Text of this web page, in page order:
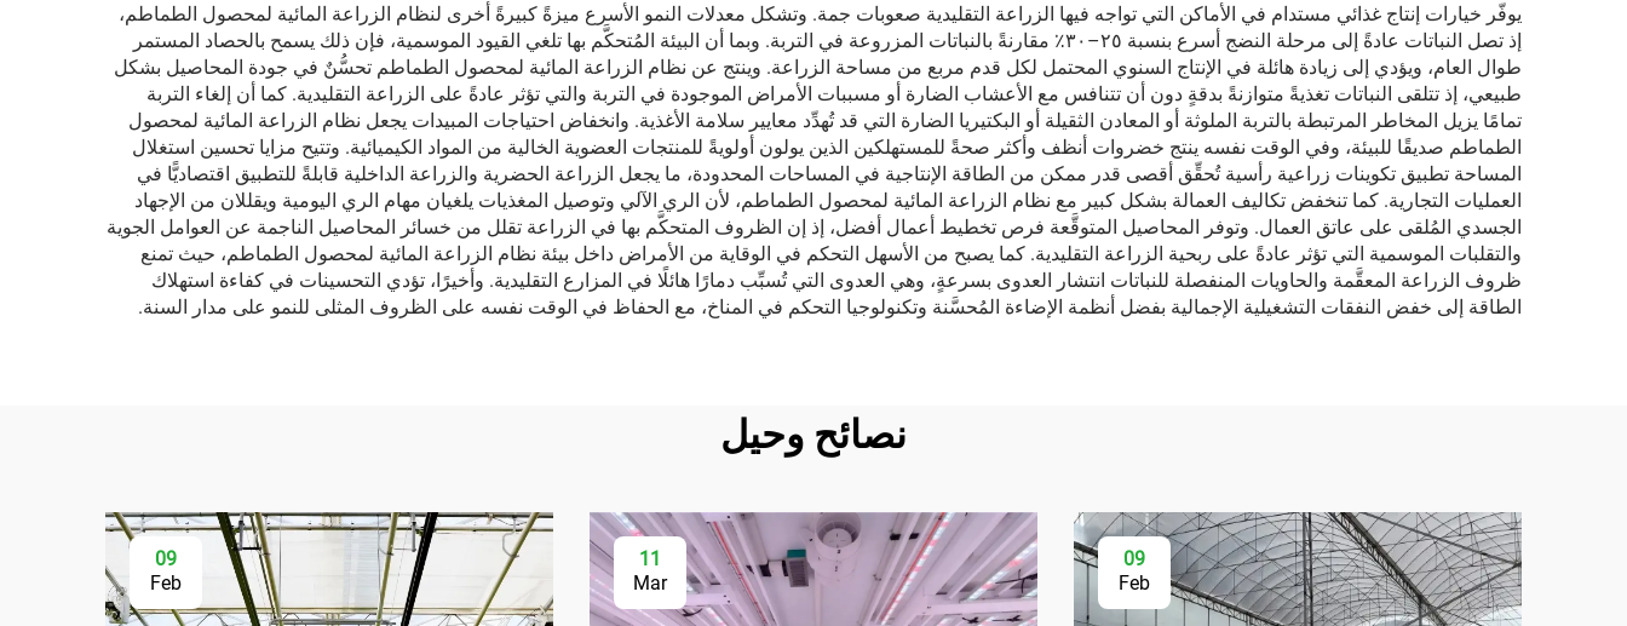
يوفّر خيارات إنتاج غذائي مستدام في الأماكن التي تواجه فيها الزراعة التقليدية صعوبات جمة. وتشكل معدلات النمو الأسرع ميزةً كبيرةً أخرى لنظام الزراعة المائية لمحصول الطماطم،
إذ تصل النباتات عادةً إلى مرحلة النضج أسرع بنسبة ٢٥–٣٠٪ مقارنةً بالنباتات المزروعة في التربة. وبما أن البيئة المُتحكَّم بها تلغي القيود الموسمية، فإن ذلك يسمح بالحصاد المستمر
طوال العام، ويؤدي إلى زيادة هائلة في الإنتاج السنوي المحتمل لكل قدم مربع من مساحة الزراعة. وينتج عن نظام الزراعة المائية لمحصول الطماطم تحسُّنٌ في جودة المحاصيل بشكل
طبيعي، إذ تتلقى النباتات تغذيةً متوازنةً بدقةٍ دون أن تتنافس مع الأعشاب الضارة أو مسببات الأمراض الموجودة في التربة والتي تؤثر عادةً على الزراعة التقليدية. كما أن إلغاء التربة
تمامًا يزيل المخاطر المرتبطة بالتربة الملوثة أو المعادن الثقيلة أو البكتيريا الضارة التي قد تُهدِّد معايير سلامة الأغذية. وانخفاض احتياجات المبيدات يجعل نظام الزراعة المائية لمحصول
الطماطم صديقًا للبيئة، وفي الوقت نفسه ينتج خضروات أنظف وأكثر صحةً للمستهلكين الذين يولون أولويةً للمنتجات العضوية الخالية من المواد الكيميائية. وتتيح مزايا تحسين استغلال
المساحة تطبيق تكوينات زراعية رأسية تُحقِّق أقصى قدر ممكن من الطاقة الإنتاجية في المساحات المحدودة، ما يجعل الزراعة الحضرية والزراعة الداخلية قابلةً للتطبيق اقتصاديًّا في
العمليات التجارية. كما تنخفض تكاليف العمالة بشكل كبير مع نظام الزراعة المائية لمحصول الطماطم، لأن الري الآلي وتوصيل المغذيات يلغيان مهام الري اليومية ويقللان من الإجهاد
الجسدي المُلقى على عاتق العمال. وتوفر المحاصيل المتوقَّعة فرص تخطيط أعمال أفضل، إذ إن الظروف المتحكَّم بها في الزراعة تقلل من خسائر المحاصيل الناجمة عن العوامل الجوية
والتقلبات الموسمية التي تؤثر عادةً على ربحية الزراعة التقليدية. كما يصبح من الأسهل التحكم في الوقاية من الأمراض داخل بيئة نظام الزراعة المائية لمحصول الطماطم، حيث تمنع
ظروف الزراعة المعقَّمة والحاويات المنفصلة للنباتات انتشار العدوى بسرعةٍ، وهي العدوى التي تُسبِّب دمارًا هائلًا في المزارع التقليدية. وأخيرًا، تؤدي التحسينات في كفاءة استهلاك
الطاقة إلى خفض النفقات التشغيلية الإجمالية بفضل أنظمة الإضاءة المُحسَّنة وتكنولوجيا التحكم في المناخ، مع الحفاظ في الوقت نفسه على الظروف المثلى للنمو على مدار السنة.
نصائح وحيل
09
Feb
11
Mar
09
Feb